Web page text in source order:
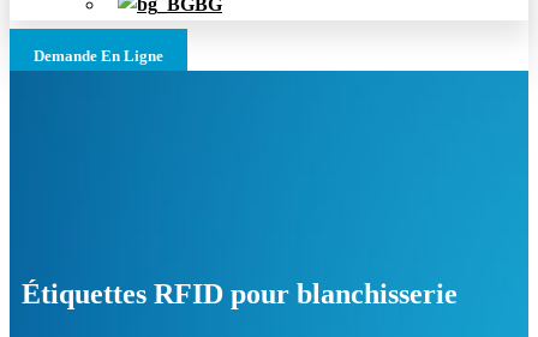
BG
Demande En Ligne
Étiquettes RFID pour blanchisserie